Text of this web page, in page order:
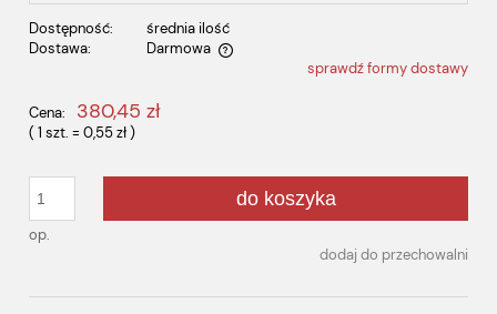
Dostępność:
średnia ilość
Dostawa:
Darmowa
Cena nie zawiera ewentualnych kosztów płatnościsprawdź formy dostawy
Cena: 380,45 zł
( 1 szt. = 0,55 zł)
op.
do koszyka
dodaj do przechowalni